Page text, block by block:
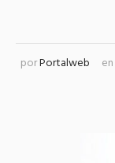
porPortalweb en